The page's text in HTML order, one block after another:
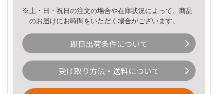
※土・日・祝日の注文の場合や在庫状況によって、商品
のお届けにお時間をいただく場合がございます。
即日出荷条件について
受け取り方法・送料について